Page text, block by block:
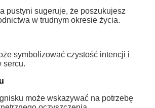
pustyni sugeruje, że poszukujesz
w trudnym okresie życia.
symbolizować czystość intencji i
sercu.
może wskazywać na potrzebę